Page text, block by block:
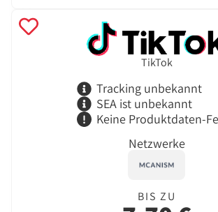
TikTok
Tracking unbekannt
SEA ist unbekannt
Keine Produktdaten-
Netzwerke
BIS ZU